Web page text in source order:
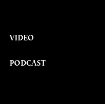
VIDEO
PODCAST